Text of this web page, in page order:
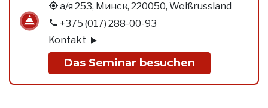
а/я 253, Минск, 220050, Weißrussland
+375 (017) 288-00-93
Kontakt
Das Seminar besuchen